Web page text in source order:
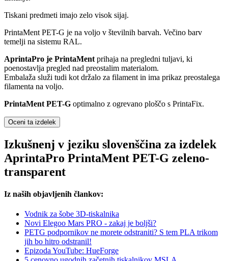
Tiskani predmeti imajo zelo visok sijaj.
PrintaMent PET-G je na voljo v številnih barvah. Večino barv
temelji na sistemu RAL.
AprintaPro je PrintaMent prihaja na pregledni tuljavi, ki
poenostavlja pregled nad preostalim materialom.
Embalaža služi tudi kot držalo za filament in ima prikaz preostalega
filamenta na voljo.
PrintaMent PET-G optimalno z ogrevano ploščo s PrintaFix.
Oceni ta izdelek
Izkušnenj v jeziku slovenščina za izdelek
AprintaPro PrintaMent PET-G zeleno-
transparent
Iz naših objavljenih člankov:
Vodnik za šobe 3D-tiskalnika
Novi Elegoo Mars PRO - zakaj je boljši?
PETG podpornikov ne morete odstraniti? S tem PLA trikom
jih bo hitro odstranil!
Epizoda YouTube: HueForge